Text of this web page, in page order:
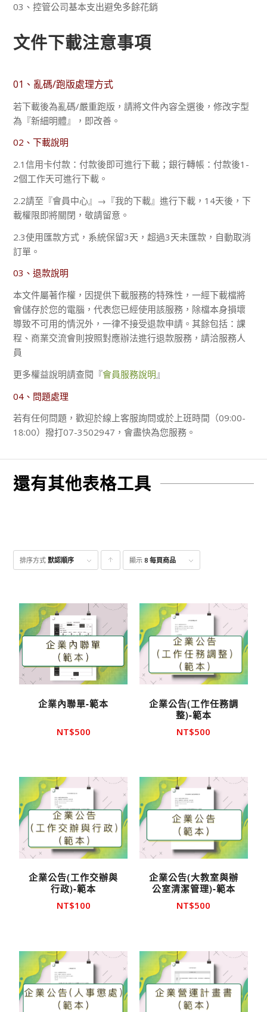
03、控管公司基本支出避免多餘花銷
文件下載注意事項
01、亂碼/跑版處理方式
若下載後為亂碼/嚴重跑版，請將文件內容全選後，修改字型
為『新細明體』，即改善。
02、下載說明
2.1信用卡付款：付款後即可進行下載；銀行轉帳：付款後1-
2個工作天可進行下載。
2.2請至『會員中心』→『我的下載』進行下載，14天後，下
載權限即將關閉，敬請留意。
2.3使用匯款方式，系統保留3天，超過3天未匯款，自動取消
訂單。
03、退款說明
本文件屬著作權，因提供下載服務的特殊性，一經下載檔將
會儲存於您的電腦，代表您已經使用該服務，除檔本身損壞
導致不可用的情況外，一律不接受退款申請。其餘包括：課
程、商業交流會則按照對應辦法進行退款服務，請洽服務人
員
更多權益說明請查閱『會員服務說明 』
04、問題處理
若有任何問題，歡迎於線上客服詢問或於上班時間（09:00-
18:00）撥打07-3502947，會盡快為您服務。
還有其他表格工具
排序方式默認順序 點
品
顯示8 每頁商品
企業內聯單-範本
NT$500
企業公告(工作任務調
整)-範本
NT$500
企業公告(工作交辦與
行政)-範本
NT$100
企業公告(大教室與辦
公室清潔管理)-範本
NT$500